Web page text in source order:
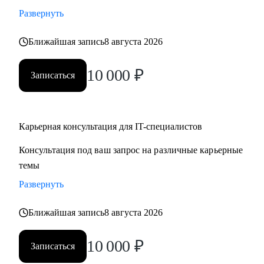
• Стратегии карьерного роста: как перейти с junior на
• Стратегия поиска работы: как и где искать вакансии, как
откликаться, как построить системный подход к поиску
вакансий
• Стратегия релокации в Европу: как выбрать страну, где
• QA, аналитики (бизнес + системные)
• Разработчики
• Project/Product-менеджеры
Развернуть
Ближайшая запись8 августа 2026
Записаться 10 000 ₽
Карьерная консультация для IT-специалистов
Консультация под ваш запрос на различные карьерные
темы
Развернуть
Ближайшая запись8 августа 2026
Записаться 10 000 ₽